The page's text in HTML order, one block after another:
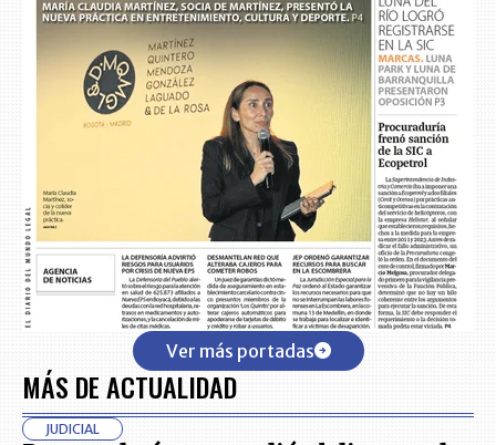
Ver más portadas
MÁS DE ACTUALIDAD
JUDICIAL